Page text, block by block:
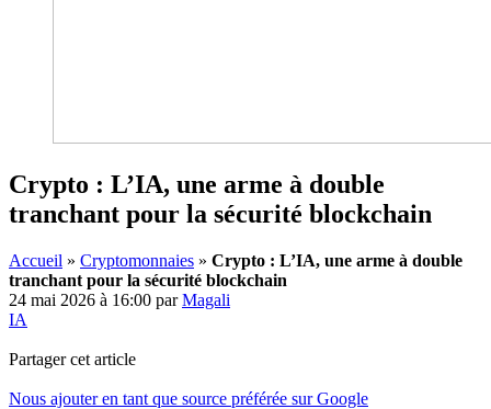
Crypto : L’IA, une arme à double
tranchant pour la sécurité blockchain
Accueil » Cryptomonnaies » Crypto : L’IA, une arme à double
tranchant pour la sécurité blockchain
24 mai 2026 à 16:00 parMagali
IA
Partager cet article
Nous ajouter en tant que source préférée sur Google